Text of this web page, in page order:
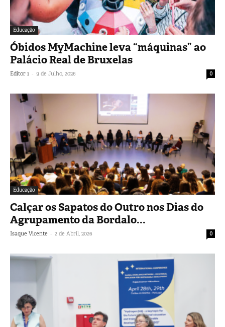
Educação
Óbidos MyMachine leva “máquinas” ao
Palácio Real de Bruxelas
Editor 1 - 9 de Julho, 2026 0
Educação
Calçar os Sapatos do Outro nos Dias do
Agrupamento da Bordalo...
Isaque Vicente - 2 de Abril, 2026 0